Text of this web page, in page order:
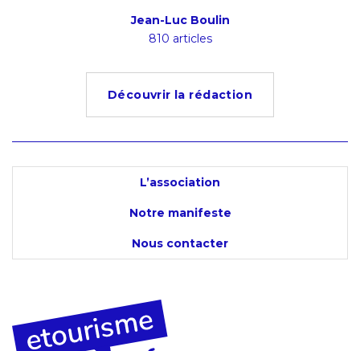
Jean-Luc Boulin
810 articles
Découvrir la rédaction
L’association
Notre manifeste
Nous contacter